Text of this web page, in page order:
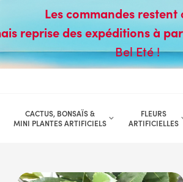
Les commandes restent
reprise des expéditions à
Bel Eté !
CACTUS, BONSAÏS &
MINI PLANTES ARTIFICIELS
FLEURS
ARTIFICIELLES